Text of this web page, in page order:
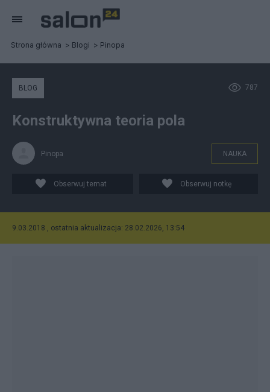
Strona główna Blogi Pinopa
787
BLOG
Konstruktywna teoria pola
Pinopa NAUKA
Obserwuj temat Obserwuj notkę
9.03.2018 , ostatnia aktualizacja: 28.02.2026, 13:54